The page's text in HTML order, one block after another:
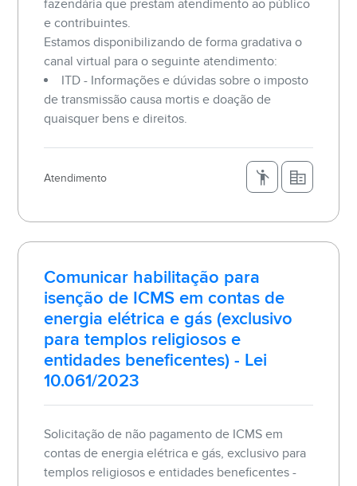
fazendária que prestam atendimento ao público
e contribuintes.
Estamos disponibilizando de forma gradativa o
canal virtual para o seguinte atendimento:
ITD - Informações e dúvidas sobre o imposto
de transmissão causa mortis e doação de
quaisquer bens e direitos.
Atendimento
Comunicar habilitação para
isenção de ICMS em contas de
energia elétrica e gás (exclusivo
para templos religiosos e
entidades beneficentes) - Lei
10.061/2023
Solicitação de não pagamento de ICMS em
contas de energia elétrica e gás, exclusivo para
templos religiosos e entidades beneficentes -